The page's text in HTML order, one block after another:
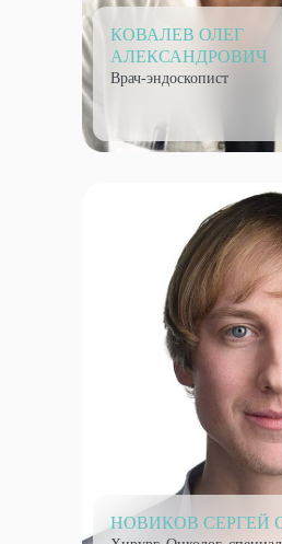
КОВАЛЕВ ОЛЕГ
АЛЕКСАНДРОВИЧ
Врач-эндоскопист
НОВИКОВ СЕРГЕЙ